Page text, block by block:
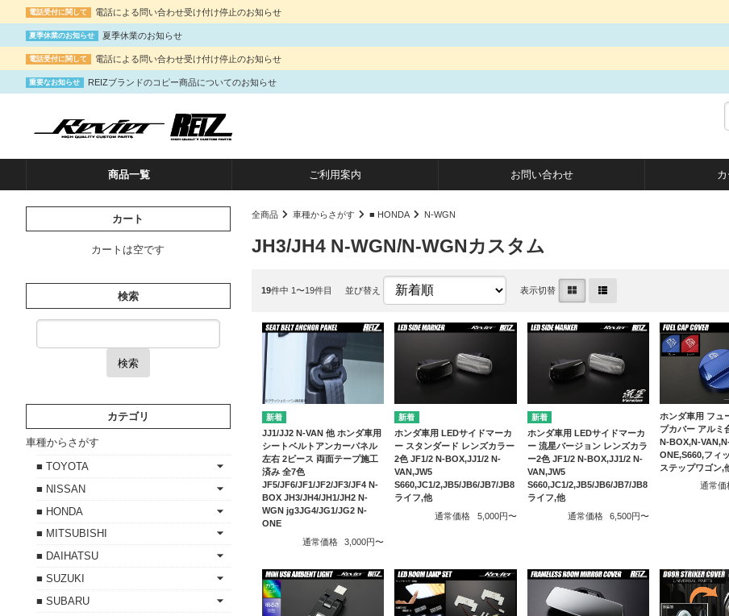
電話受付に関して 電話による問い合わせ受け付け停止のお知らせ
夏季休業のお知らせ 夏季休業のお知らせ
電話受付に関して 電話による問い合わせ受け付け停止のお知らせ
重要なお知らせ REIZブランドのコピー商品についてのお知らせ
商品一覧 ご利用案内 お問い合わせ
全商品 車種からさがす ■ HONDA N-WGN
JH3/JH4 N-WGN/N-WGNカスタム
19件中 1〜19件目 並び替え 表示切替
JJ1/JJ2 N-VAN 他 ホンダ車用
シートベルトアンカーパネル
左右 2ピース 両面テープ施工
済み 全7色
JF5/JF6/JF1/JF2/JF3/JF4 N-
BOX JH3/JH4/JH1/JH2 N-
WGN jg3JG4/JG1/JG2 N-
ONE
通常価格
3,000円〜
ホンダ車用 LEDサイドマーカ
ー スタンダード レンズカラー
2色 JF1/2 N-BOX,JJ1/2 N-
VAN,JW5
S660,JC1/2,JB5/JB6/JB7/JB8
ライフ,他
通常価格
5,000円〜
ホンダ車用 LEDサイドマーカ
ー 流星バージョン レンズカラ
ー2色 JF1/2 N-BOX,JJ1/2 N-
VAN,JW5
S660,JC1/2,JB5/JB6/JB7/JB8
ライフ,他
通常価格
6,500円〜
ホンダ車用 フュ
プカバー アルミ
N-BOX,N-
ONE,S660,フィ
ステップワゴン,
通常価
カート
カートは空です
検索
検索
カテゴリ
車種からさがす
■ TOYOTA
■ NISSAN
■ HONDA
■ MITSUBISHI
■ DAIHATSU
■ SUZUKI
■ SUBARU